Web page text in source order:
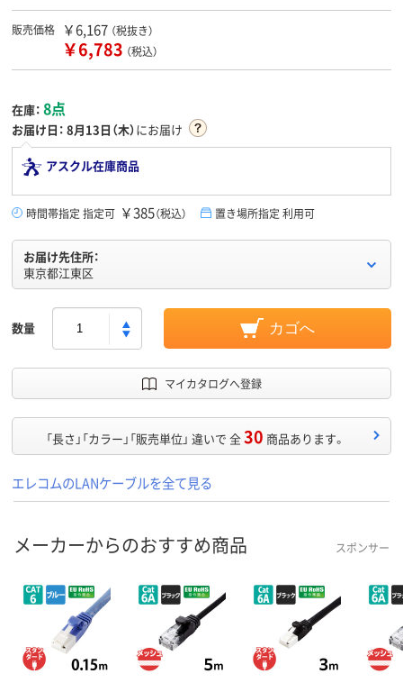
販売価格 ￥6,167 （税抜き）
￥6,783 （税込）
在庫： 8点
お届け日： 8月13日（木）にお届け
アスクル在庫商品
時間帯指定 指定可 ￥385（税込） 置き場所指定 利用可
お届け先住所：
東京都江東区
数量 カゴへ
マイカタログへ登録
「長さ」「カラー」「販売単位」 違いで 全30 商品あります。
エレコムのLANケーブルを全て見る
メーカーからのおすすめ商品 スポンサー